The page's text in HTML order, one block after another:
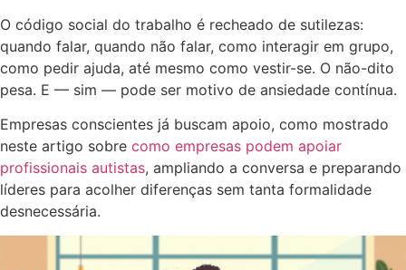
O código social do trabalho é recheado de sutilezas:
quando falar, quando não falar, como interagir em grupo,
como pedir ajuda, até mesmo como vestir-se. O não-dito
pesa. E — sim — pode ser motivo de ansiedade contínua.
Empresas conscientes já buscam apoio, como mostrado
neste artigo sobre como empresas podem apoiar
profissionais autistas, ampliando a conversa e preparando
líderes para acolher diferenças sem tanta formalidade
desnecessária.